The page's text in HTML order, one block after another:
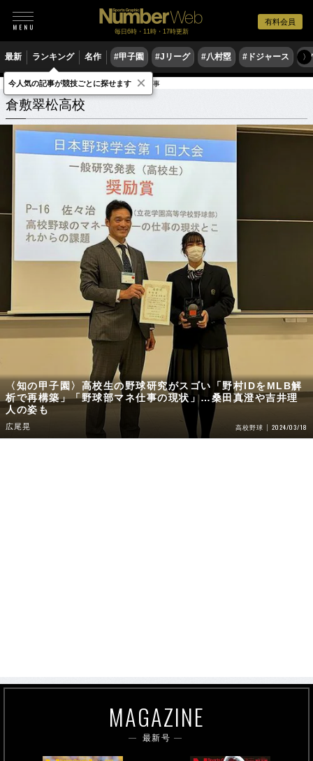
有料会員
毎日6時・11時・17時更新
最新 ランキング 名作 #甲子園 #Jリーグ #八村塁 #ドジャース #
〉
学校 岡山県 倉敷翠松高校 関連記事
倉敷翠松高校
〈知の甲子園〉高校生の野球研究がスゴい「野村IDをMLB解
析で再構築」「野球部マネ仕事の現状」…桑田真澄や吉井理
人の姿も
広尾晃 高校野球 2024/03/18
MAGAZINE
最新号
今人気の記事が競技ごとに探せます ×